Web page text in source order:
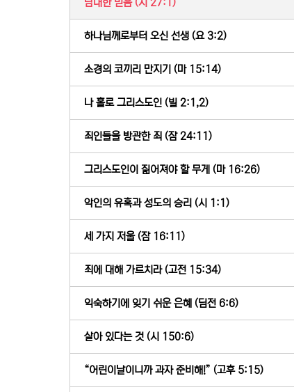
담대한 믿음 (시 27:1)
하나님께로부터 오신 선생 (요 3:2)
소경의 코끼리 만지기 (마 15:14)
나 홀로 그리스도인 (빌 2:1,2)
죄인들을 방관한 죄 (잠 24:11)
그리스도인이 짊어져야 할 무게 (마 16:26)
악인의 유혹과 성도의 승리 (시 1:1)
세 가지 저울 (잠 16:11)
죄에 대해 가르치라 (고전 15:34)
익숙하기에 잊기 쉬운 은혜 (딤전 6:6)
살아 있다는 것 (시 150:6)
“어린이날이니까 과자 준비해!” (고후 5:15)